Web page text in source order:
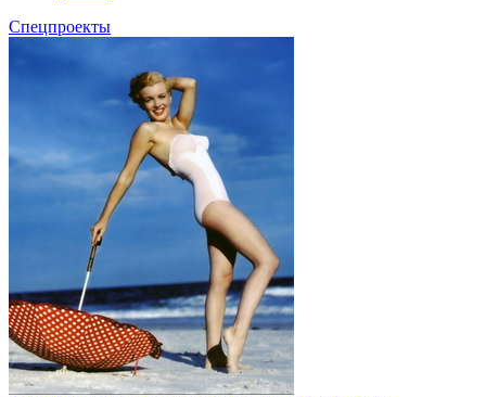
Спецпроекты